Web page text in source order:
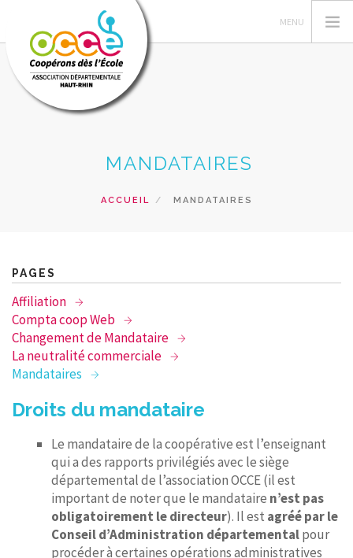
GERER SA COOPERATIVE
RECHERCHER
CONTACT
MANDATAIRES
ACCUEIL MANDATAIRES
PAGES
Affiliation
Compta coop Web
Changement de Mandataire
La neutralité commerciale
Mandataires
Droits du mandataire
Le mandataire de la coopérative est l’enseignant
qui a des rapports privilégiés avec le siège
départemental de l’association OCCE (il est
important de noter que le mandataire n’est pas
obligatoirement le directeur). Il est agréé par le
Conseil d’Administration départementalpour
procéder à certaines opérations administratives